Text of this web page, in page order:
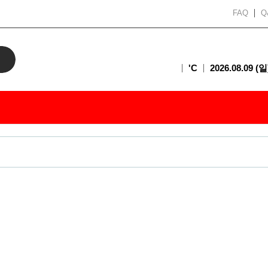
FAQ
'C 2026.08.09 (